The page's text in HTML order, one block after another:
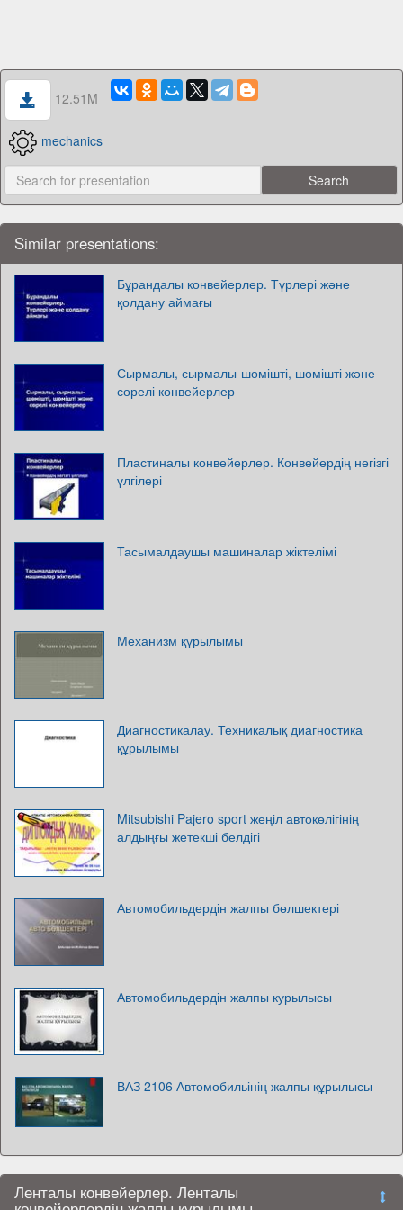
12.51M
mechanics
Similar presentations:
Бұрандалы конвейерлер. Түрлері және
қолдану аймағы
Сырмалы, сырмалы-шөмішті, шөмішті және
сөрелі конвейерлер
Пластиналы конвейерлер. Конвейердің негізгі
үлгілері
Тасымалдаушы машиналар жіктелімі
Механизм құрылымы
Диагностикалау. Техникалық диагностика
құрылымы
Mitsubishi Pajero sport жеңіл автокөлігінің
алдыңғы жетекші белдігі
Автомобильдердін жалпы бөлшектері
Автомобильдердін жалпы курылысы
ВАЗ 2106 Автомобильінің жалпы құрылысы
Ленталы конвейерлер. Ленталы